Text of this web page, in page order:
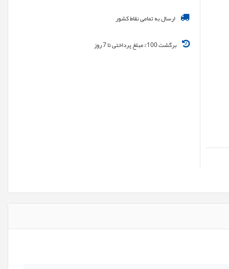
ارسال به تمامی نقاط کشور
برگشت 100% مبلغ پرداختی تا 7 روز